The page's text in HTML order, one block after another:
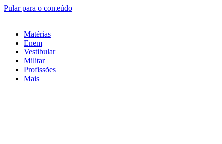
Pular para o conteúdo
Matérias
Enem
Vestibular
Militar
Profissões
Mais